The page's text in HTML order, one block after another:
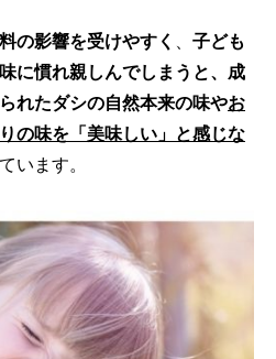
の影響を受けやすく 、 子ども
に慣れ親しんでしまうと、成
れたダシの自然本来の味やお
の味を「美味しい」と感じな
います。